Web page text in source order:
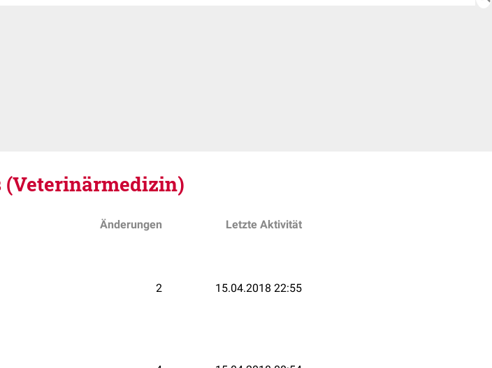
(Veterinärmedizin)
Änderungen Letzte Aktivität
2 15.04.2018 22:55